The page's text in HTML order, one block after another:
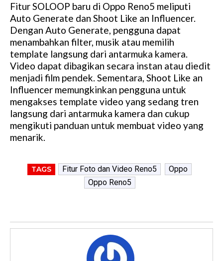
Fitur SOLOOP baru di Oppo Reno5 meliputi
Auto Generate dan Shoot Like an Influencer.
Dengan Auto Generate, pengguna dapat
menambahkan filter, musik atau memilih
template langsung dari antarmuka kamera.
Video dapat dibagikan secara instan atau diedit
menjadi film pendek. Sementara, Shoot Like an
Influencer memungkinkan pengguna untuk
mengakses template video yang sedang tren
langsung dari antarmuka kamera dan cukup
mengikuti panduan untuk membuat video yang
menarik.
TAGS Fitur Foto dan Video Reno5
Oppo
Oppo Reno5